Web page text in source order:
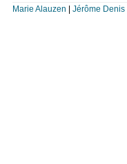
Marie Alauzen Jérôme Denis|